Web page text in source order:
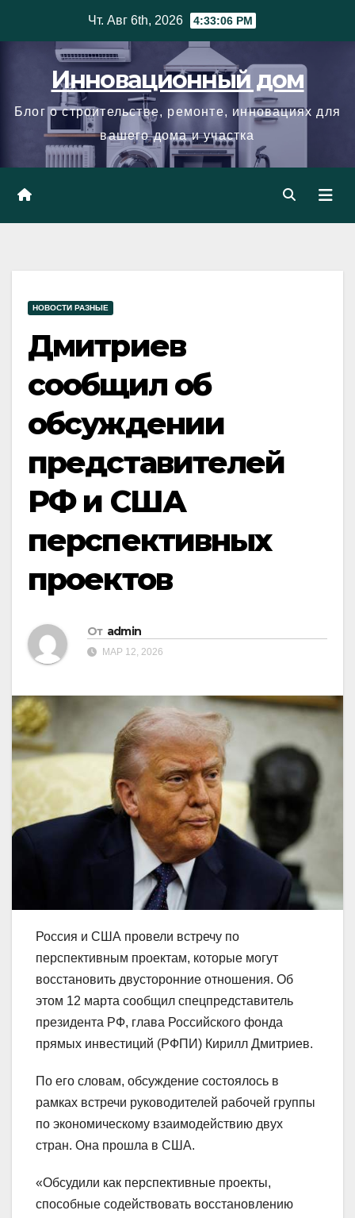
Чт. Авг 6th, 2026 4:33:07 PM
Инновационный дом
Блог о строительстве, ремонте, инновациях для
вашего дома и участка
НОВОСТИ РАЗНЫЕ
Дмитриев
сообщил об
обсуждении
представителей
РФ и США
перспективных
проектов
От admin
МАР 12, 2026
Россия и США провели встречу по
перспективным проектам, которые могут
восстановить двусторонние отношения. Об
этом 12 марта сообщил спецпредставитель
президента РФ, глава Российского фонда
прямых инвестиций (РФПИ) Кирилл Дмитриев.
По его словам, обсуждение состоялось в
рамках встречи руководителей рабочей группы
по экономическому взаимодействию двух
стран. Она прошла в США.
«Обсудили как перспективные проекты,
способные содействовать восстановлению